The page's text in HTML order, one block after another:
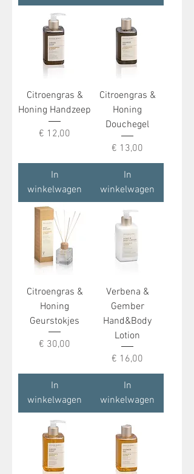
Citroengras &
Honing Handzeep
Prijs
€ 12,00
In
winkelwagen
Citroengras &
Honing
Douchegel
Prijs
€ 13,00
In
winkelwagen
Citroengras &
Honing
Geurstokjes
Prijs
€ 30,00
In
winkelwagen
Verbena &
Gember
Hand&Body
Lotion
Prijs
€ 16,00
In
winkelwagen